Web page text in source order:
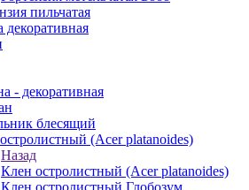
пильчатая
декоративная
- декоративная
блесящий
(Acer platanoides)
Назад
Клен остролистный (Acer platanoides)
Клен остролистный Глобозум